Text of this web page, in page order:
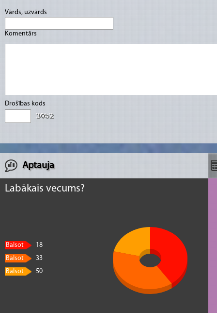
Vārds, uzvārds
Komentārs
Drošības kods
Aptauja
Labākais vecums?
Balsot
18
Balsot
33
Balsot
50